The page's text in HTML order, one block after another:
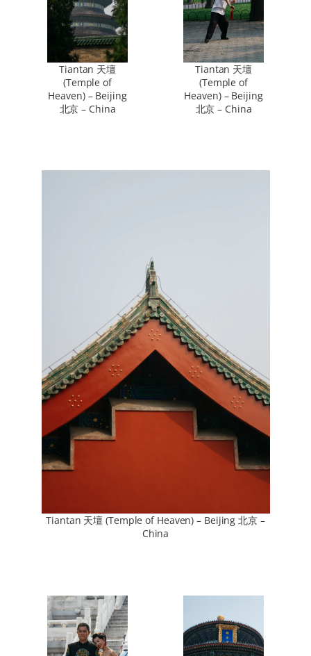
Tiantan 天壇
(Temple of
Heaven) – Beijing
北京 – China
Tiantan 天壇
(Temple of
Heaven) – Beijing
北京 – China
Tiantan 天壇 (Temple of Heaven) – Beijing 北京 –
China